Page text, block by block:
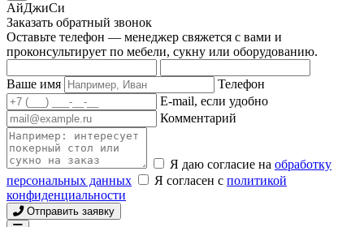
АйДжиСи
Заказать обратный звонок
Оставьте телефон — менеджер свяжется с вами и
проконсультирует по мебели, сукну или оборудованию.
Ваше имя
Телефон
E-mail, если удобно
Комментарий
Я даю согласие на обработку
персональных данных
Я согласен с политикой
конфиденциальности
Отправить заявку